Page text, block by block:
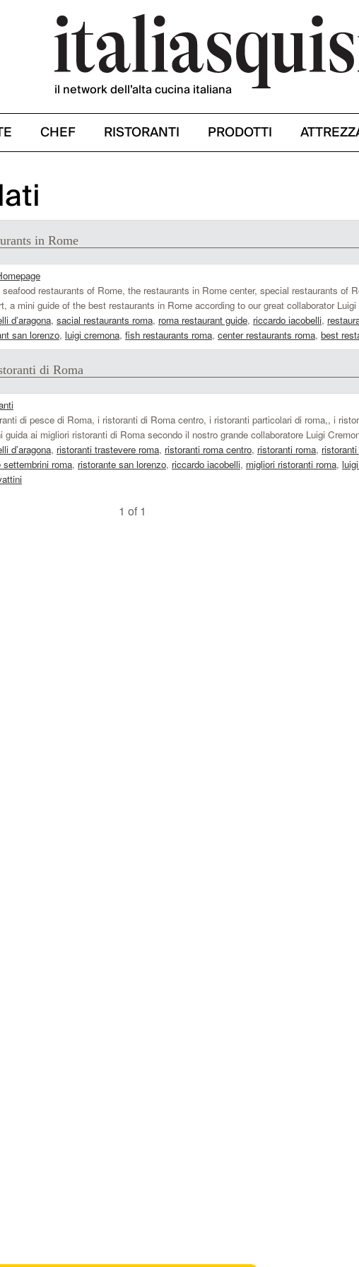
il network dell’alta cucina italiana
CHEF RISTORANTI PRODOTTI
in Rome
restaurants of Rome, the restaurants in Rome center, special restaurants of
a mini guide of the best restaurants in Rome according to our great collaborator Luigi
d’aragona, sacial restaurants roma, roma restaurant guide, riccardo iacobelli,
san lorenzo, luigi cremona, fish restaurants roma, center restaurants roma, best
di Roma
di pesce di Roma, i ristoranti di Roma centro, i ristoranti particolari di roma,, i
ai migliori ristoranti di Roma secondo il nostro grande collaboratore Luigi
d’aragona, ristoranti trastevere roma, ristoranti roma centro, ristoranti roma,
settembrini roma, ristorante san lorenzo, riccardo iacobelli, migliori ristoranti roma,
1 of 1